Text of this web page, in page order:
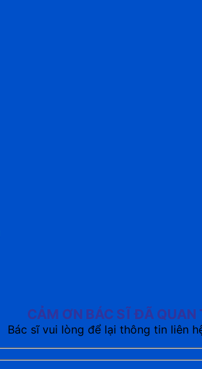
CẢM ƠN BÁC SĨ ĐÃ QUAN
Bác sĩ vui lòng để lại thông tin liên